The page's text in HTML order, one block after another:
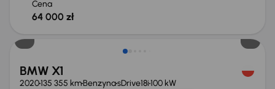
Cena
64 000 zł
Taniej o 2 000 zł
BMW X1
2020135 355 kmBenzynasDrive18i100 kW